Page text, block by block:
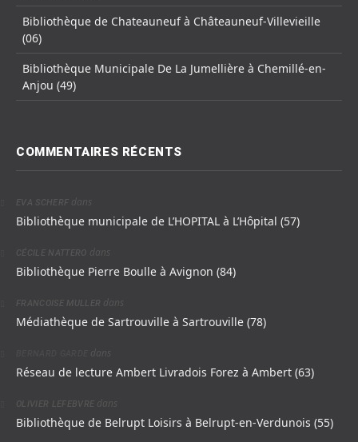
Bibliothèque de Chateauneuf à Châteauneuf-Villevieille
(06)
Bibliothèque Municipale De La Jumellière à Chemillé-en-
Anjou (49)
COMMENTAIRES RÉCENTS
EVA SCHERF dans
Bibliothèque municipale de L’HOPITAL à L’Hôpital (57)
CÉCILE NATTERO dans
Bibliothèque Pierre Boulle à Avignon (84)
FRANCOISE MULLER dans
Médiathèque de Sartrouville à Sartrouville (78)
dans
Réseau de lecture Ambert Livradois Forez à Ambert (63)
OLIVIER LEFEBVRE dans
Bibliothèque de Belrupt Loisirs à Belrupt-en-Verdunois (55)